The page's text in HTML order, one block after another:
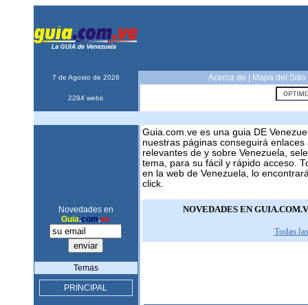
7 de Agosto de 2026 Acerca de Mapa del Sitio
2284 webs
Novedades en
Guia.com.ve
Temas
PRINCIPAL
Guia.com.ve es una guia DE
nuestras páginas conseguirá enlaces
relevantes de y sobre Venezuela,
tema, para su fácil y rápido acceso.
en la web de Venezuela, lo
click.
NOVEDADES EN
Todas